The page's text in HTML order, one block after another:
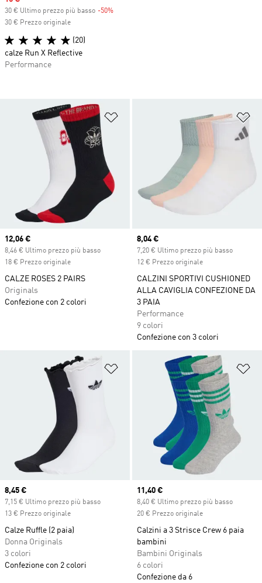
Aggiungi alla lista dei desideri
Current price
12,06 €
8,46 € Ultimo prezzo più basso
18 € Prezzo originale
CALZE ROSES 2 PAIRS
Originals
Confezione con 2 colori
Current price
8,04 €
7,20 € Ultimo prezzo più basso
12 € Prezzo originale
CALZINI SPORTIVI CUSHIONED
ALLA CAVIGLIA CONFEZIONE DA
3 PAIA
Performance
9 colori
Confezione con 3 colori
Aggiungi alla lista dei desideri
Current price
8,45 €
7,15 € Ultimo prezzo più basso
13 € Prezzo originale
Calze Ruffle (2 paia)
Donna Originals
3 colori
Confezione con 2 colori
Current price
11,40 €
8,40 € Ultimo prezzo più basso
20 € Prezzo originale
Calzini a 3 Strisce Crew 6 paia
bambini
Bambini Originals
6 colori
Confezione da 6
30 € Ultimo prezzo più basso -50%
30 € Prezzo originale
(20)
calze Run X Reflective
Performance